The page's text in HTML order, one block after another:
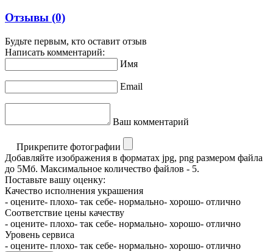
Отзывы (0)
Будьте первым, кто оставит отзыв
Написать комментарий:
Имя
Email
Ваш комментарий
Прикрепите фотографии
Добавляйте изображения в форматах jpg, png размером файла
до 5Мб. Максимальное количество файлов - 5.
Поставьте вашу оценку:
Качество исполнения украшения
- оцените- плохо- так себе- нормально- хорошо- отлично
Соответствие цены качеству
- оцените- плохо- так себе- нормально- хорошо- отлично
Уровень сервиса
- оцените- плохо- так себе- нормально- хорошо- отлично